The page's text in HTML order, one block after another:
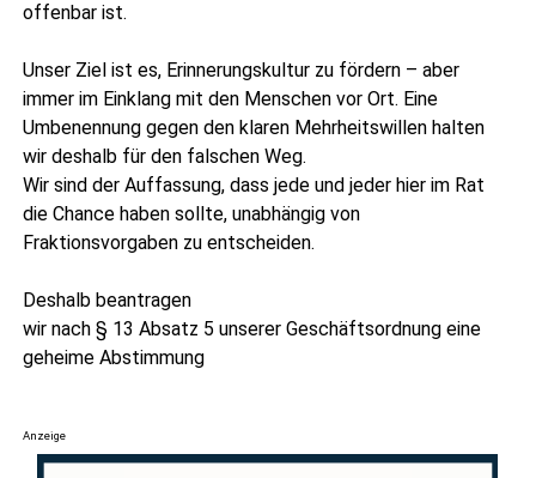
offen­bar ist.
Unser Ziel ist es, Erin­ne­rungs­kul­tur zu för­dern – aber
immer im Ein­klang mit den Men­schen vor Ort. Eine
Umbe­nen­nung gegen den kla­ren Mehr­heits­wil­len hal­ten
wir des­halb für den fal­schen Weg.
Wir sind der Auf­fas­sung, dass jede und jeder hier im Rat
die Chan­ce haben soll­te, unab­hän­gig von
Frak­ti­ons­vor­ga­ben zu entscheiden.
Des­halb bean­tra­gen
wir nach § 13 Absatz 5 unse­rer Geschäfts­ord­nung eine
gehei­me Abstimmung
Anzeige